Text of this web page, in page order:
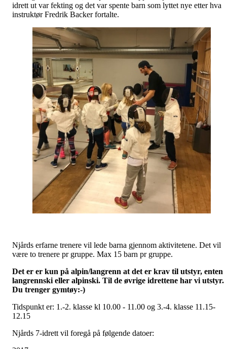
idrett ut var fekting og det var spente barn som lyttet nye etter hva
instruktør Fredrik Backer fortalte.
Njårds erfarne trenere vil lede barna gjennom aktivitetene. Det vil
være to trenere pr gruppe. Max 15 barn pr gruppe.
Det er er kun på alpin/langrenn at det er krav til utstyr, enten
langrennski eller alpinski. Til de øvrige idrettene har vi utstyr.
Du trenger gymtøy:-)
Tidspunkt er: 1.-2. klasse kl 10.00 - 11.00 og 3.-4. klasse 11.15-
12.15
Njårds 7-idrett vil foregå på følgende datoer: